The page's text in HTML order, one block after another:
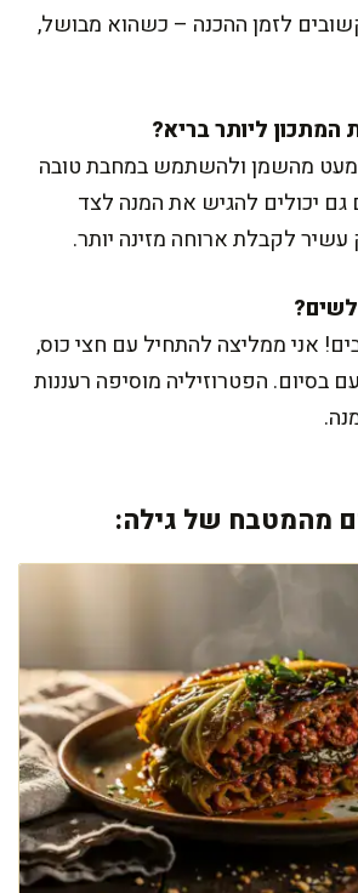
לזמן ההכנה – כשהוא מבושל,
מעט מהשמן ולהשתמש במחבת טובה
יכולים להגיש את המנה לצד
עשיר לקבלת ארוחה מזינה יותר.
אני ממליצה להתחיל עם חצי כוס,
בסיום. הפטרוזיליה מוסיפה רעננות
מהמטבח של גילה: